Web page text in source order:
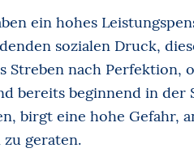
ein hohes
sozialen Druck,
Streben nach
bereits beginnend in der
birgt eine hohe Gefahr,
zu geraten.